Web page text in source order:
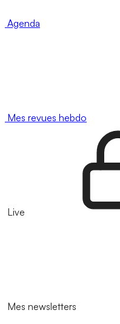
Agenda
Mes revues hebdo
Live
Mes newsletters